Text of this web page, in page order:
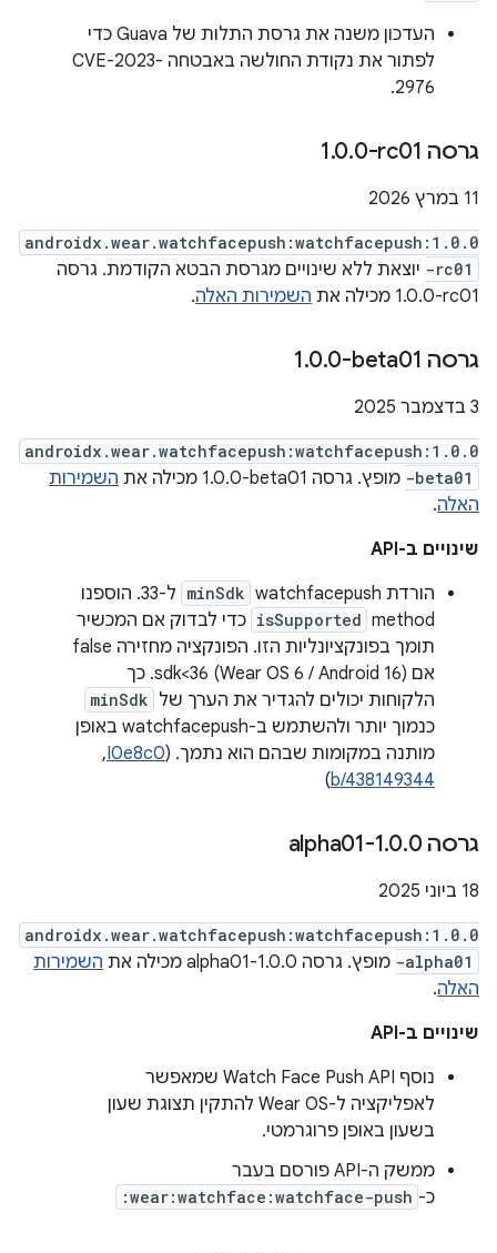
העדכון משנה את גרסת התלות של Guava כדי
לפתור את נקודת החולשה באבטחה CVE-2023-
2976.
גרסה ‎1 .0.0-rc01
‫11 במרץ 2026
androidx.wear.watchfacepush:watchfacepush:1.0.0
-rc01 יוצאת ללא שינויים מגרסת הבטא הקודמת. גרסה
‎1.0.0-rc01 מכילה את
השמירות האלה.
גרסה ‎1 .0.0-beta01
‫3 בדצמבר 2025
androidx.wear.watchfacepush:watchfacepush:1.0.0
-beta01 מופץ. גרסה ‎1.0.0-beta01 מכילה את
השמירות
האלה.
שינויים ב-API
הורדת watchfacepush
minSdk
ל-33. הוספנו
method
isSupported כדי לבדוק אם המכשיר
תומך בפונקציונליות הזו. הפונקציה מחזירה false
אם sdk<36 (Wear OS 6 / Android 16). כך
הלקוחות יכולים להגדיר את הערך של minSdk
כנמוך יותר ולהשתמש ב-watchfacepush באופן
מותנה במקומות שבהם הוא נתמך. (I0e8c0
, ‏
b/438149344
)
גרסה 1 .0.0-alpha01
‫18 ביוני 2025
androidx.wear.watchfacepush:watchfacepush:1.0.0
-alpha01 מופץ. גרסה 1.0.0-alpha01 מכילה את
השמירות
האלה.
שינויים ב-API
נוסף Watch Face Push API שמאפשר
לאפליקציה ל-Wear OS להתקין תצוגת שעון
בשעון באופן פרוגרמטי.
ממשק ה-API פורסם בעבר
כ- :wear:watchface:watchface-push